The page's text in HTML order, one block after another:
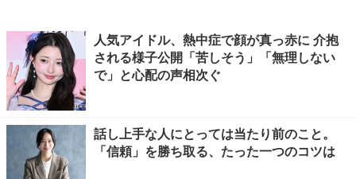
人気アイドル、熱中症で顔が真っ赤に 介抱
される様子公開「苦しそう」「無理しない
で」と心配の声相次ぐ
話し上手な人にとっては当たり前のこと。
「信頼」を勝ち取る、たった一つのコツは